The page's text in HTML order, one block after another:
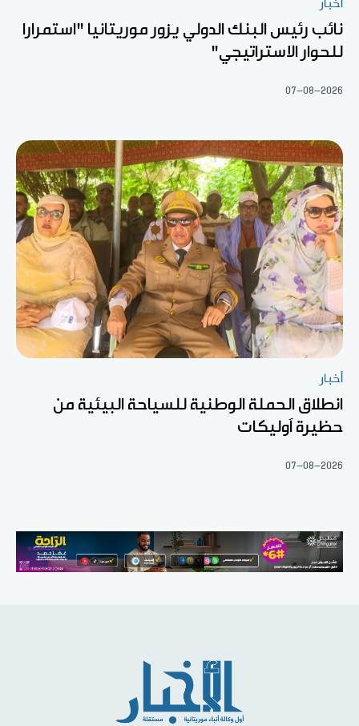
أخبار
نائب رئيس البنك الدولي يزور موريتانيا "استمرارا
للحوار الاستراتيجي"
07-08-2026
أخبار
انطلاق الحملة الوطنية للسياحة البيئية من
حظيرة آوليكات
07-08-2026